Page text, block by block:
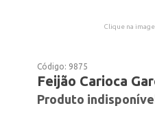
Clique na
Código: 9875
Feijão Carioca
Produto